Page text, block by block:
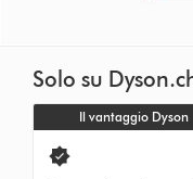
Solo su
Il vantaggio Dyson